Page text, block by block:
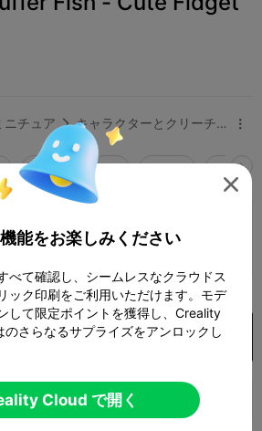
ニチュア  キャラクターとクリーチャー 
K2 Pro
1 プレート
Creality Cloud で開く
156 163 

能をお楽しみください
べて確認し、シームレスなクラウドス
ック印刷をご利用いただけます。モデ
して限定ポイントを獲得し、Creality
さらなるサプライズをアンロックし
Cloud で開く